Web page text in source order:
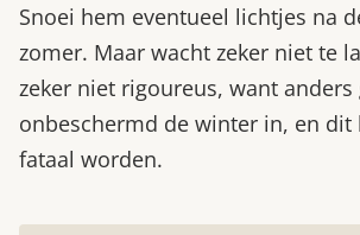
Snoei hem eventueel lichtjes na
zomer. Maar wacht zeker niet te
zeker niet rigoureus, want anders
onbeschermd de winter in, en dit
fataal worden.